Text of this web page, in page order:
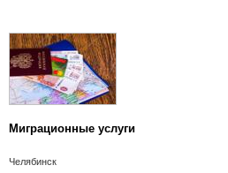
Миграционные услуги
Челябинск